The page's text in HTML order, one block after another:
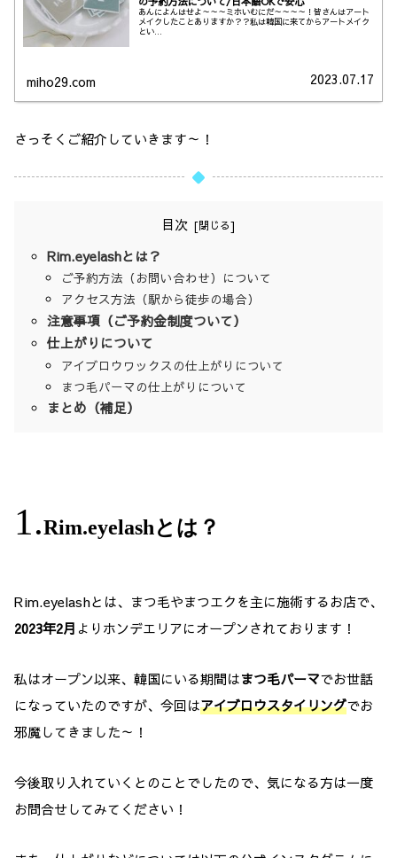
あんによんはせよ～～～ミホいむにだ～～～～！皆さんはアート
メイクしたことありますか？？私は韓国に来てからアートメイク
とい...
miho29.com 2023.07.17
さっそくご紹介していきます～！
目次
Rim.eyelashとは？
ご予約方法（お問い合わせ）について
アクセス方法（駅から徒歩の場合）
注意事項（ご予約金制度ついて）
仕上がりについて
アイブロウワックスの仕上がりについて
まつ毛パーマの仕上がりについて
まとめ（補足）
Rim.eyelashとは？
Rim.eyelashとは、まつ毛やまつエクを主に施術するお店で、
2023年2月 よりホンデエリアにオープンされております！
私はオープン以来、韓国にいる期間はまつ毛パーマでお世話
になっていたのですが、今回はアイブロウスタイリングでお
邪魔してきました～！
今後取り入れていくとのことでしたので、気になる方は一度
お問合せしてみてください！